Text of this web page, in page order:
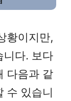
황이지만,
니다. 보다
다음과 같
수 있습니